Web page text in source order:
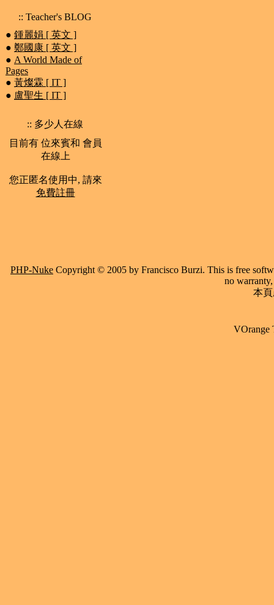
:: Teacher's BLOG
● 鍾麗娟 [ 英文 ]
● 鄭國康 [ 英文 ]
● A World Made of
Pages
● 黃燦霖 [ IT ]
● 盧聖生 [ IT ]
:: 多少人在線
目前有 位來賓和 會員
在線上
您正匿名使用中, 請來
免費註冊
PHP-Nuke Copyright © 2005 by Francisco Burzi. This is free
no
本
VOrange